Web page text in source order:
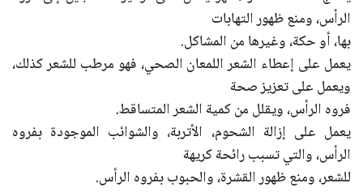
الرأس، ومنع ظهور التهابات
بها، أو حكة، وغيرها من المشاكل.
يعمل على إعطاء الشعر اللمعان الصحي، فهو مرطب للشعر كذلك،
ويعمل على تعزيز صحة
فروه الرأس، ويقلل من كمية الشعر المتساقط.
يعمل على إزالة الشحوم، الأتربة، والشوائب الموجودة بفروه
الرأس، والتي تسبب رائحة كريهة
للشعر، ومنع ظهور القشرة، والحبوب بفروه الرأس.